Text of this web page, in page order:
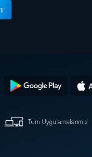
1
Tüm Uygulamalarımız